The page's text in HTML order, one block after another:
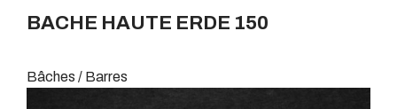
BACHE HAUTE ERDE 150
Bâches / Barres